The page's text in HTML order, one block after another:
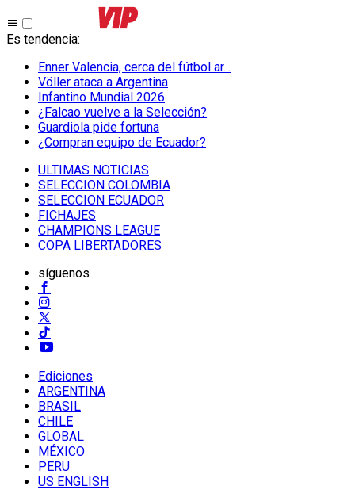
Es tendencia:
Enner Valencia, cerca del fútbol ar...
Völler ataca a Argentina
Infantino Mundial 2026
¿Falcao vuelve a la Selección?
Guardiola pide fortuna
¿Compran equipo de Ecuador?
ULTIMAS NOTICIAS
SELECCION COLOMBIA
SELECCION ECUADOR
FICHAJES
CHAMPIONS LEAGUE
COPA LIBERTADORES
síguenos
Ediciones
ARGENTINA
BRASIL
CHILE
GLOBAL
MÉXICO
PERU
US ENGLISH